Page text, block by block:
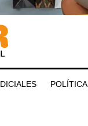
POLÍTICA